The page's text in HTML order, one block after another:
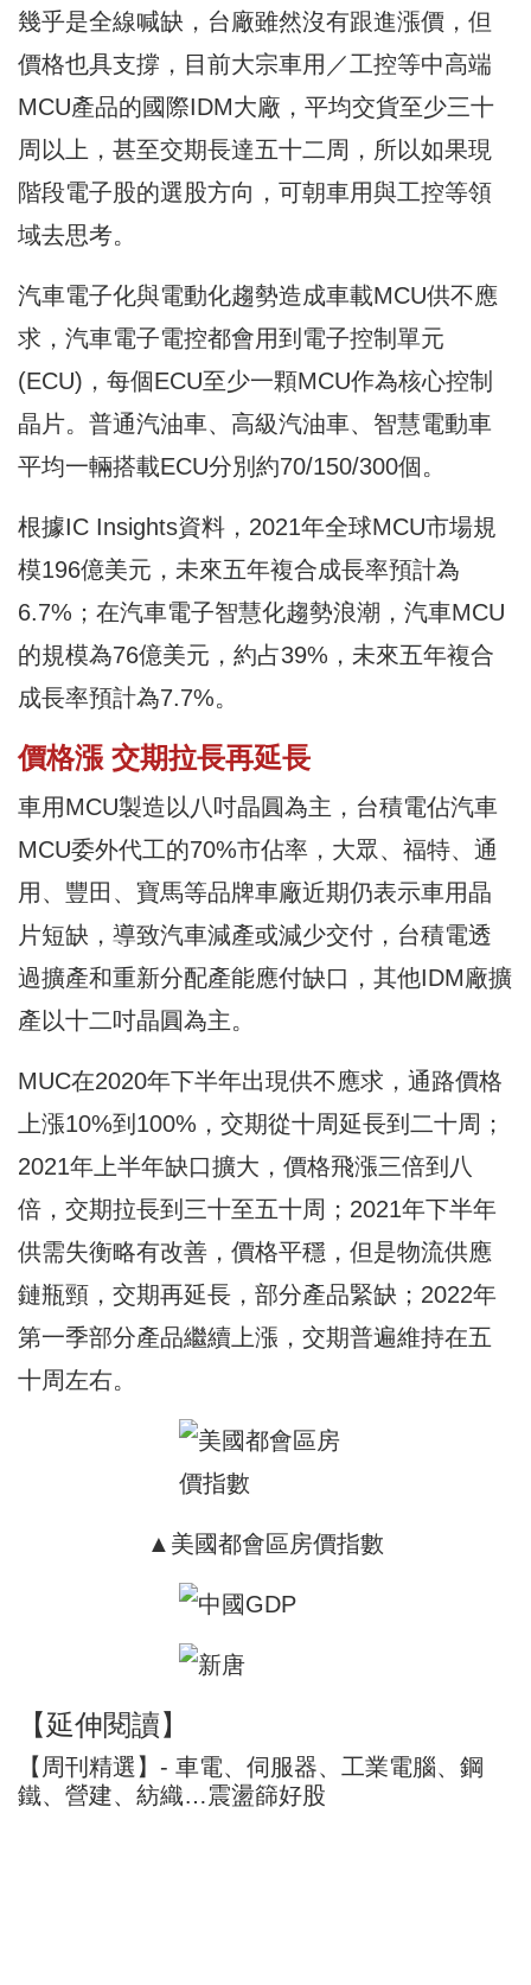
幾乎是全線喊缺，台廠雖然沒有跟進漲價，但
價格也具支撐，目前大宗車用／工控等中高端
MCU產品的國際IDM大廠，平均交貨至少三十
周以上，甚至交期長達五十二周，所以如果現
階段電子股的選股方向，可朝車用與工控等領
域去思考。
汽車電子化與電動化趨勢造成車載MCU供不應
求，汽車電子電控都會用到電子控制單元
(ECU)，每個ECU至少一顆MCU作為核心控制
晶片。普通汽油車、高級汽油車、智慧電動車
平均一輛搭載ECU分別約70/150/300個。
根據IC Insights資料，2021年全球MCU市場規
模196億美元，未來五年複合成長率預計為
6.7%；在汽車電子智慧化趨勢浪潮，汽車MCU
的規模為76億美元，約占39%，未來五年複合
成長率預計為7.7%。
價格漲 交期拉長再延長
車用MCU製造以八吋晶圓為主，台積電佔汽車
MCU委外代工的70%市佔率，大眾、福特、通
用、豐田、寶馬等品牌車廠近期仍表示車用晶
片短缺，導致汽車減產或減少交付，台積電透
過擴產和重新分配產能應付缺口，其他IDM廠擴
產以十二吋晶圓為主。
MUC在2020年下半年出現供不應求，通路價格
上漲10%到100%，交期從十周延長到二十周；
2021年上半年缺口擴大，價格飛漲三倍到八
倍，交期拉長到三十至五十周；2021年下半年
供需失衡略有改善，價格平穩，但是物流供應
鏈瓶頸，交期再延長，部分產品緊缺；2022年
第一季部分產品繼續上漲，交期普遍維持在五
十周左右。
▲美國都會區房價指數
【延伸閱讀】
【周刊精選】- 車電、伺服器、工業電腦、鋼
鐵、營建、紡織…震盪篩好股